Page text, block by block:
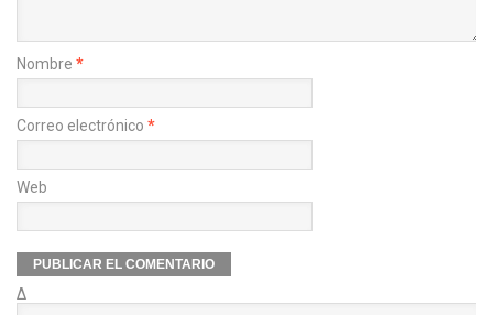
Nombre *
Correo electrónico *
Web
Δ